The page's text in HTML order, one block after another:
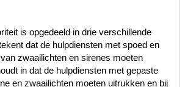
is opgedeeld in drie verschillende
dat de hulpdiensten met spoed en
zwaailichten en sirenes moeten
in dat de hulpdiensten met gepaste
en zwaailichten moeten uitrukken en bij